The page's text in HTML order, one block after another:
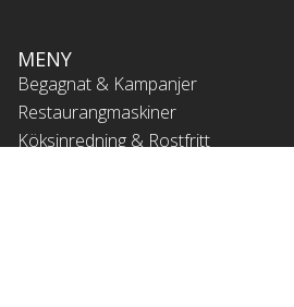
MENY
Begagnat & Kampanjer
Restaurangmaskiner
Köksinredning & Rostfritt